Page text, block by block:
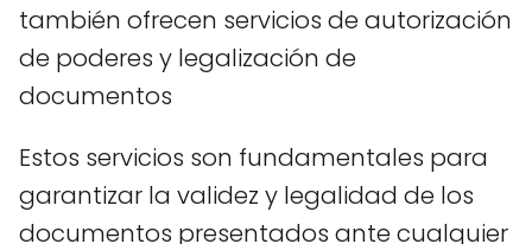
también ofrecen servicios de autorización
de poderes y legalización de
documentos
Estos servicios son fundamentales para
garantizar la validez y legalidad de los
documentos presentados ante cualquier